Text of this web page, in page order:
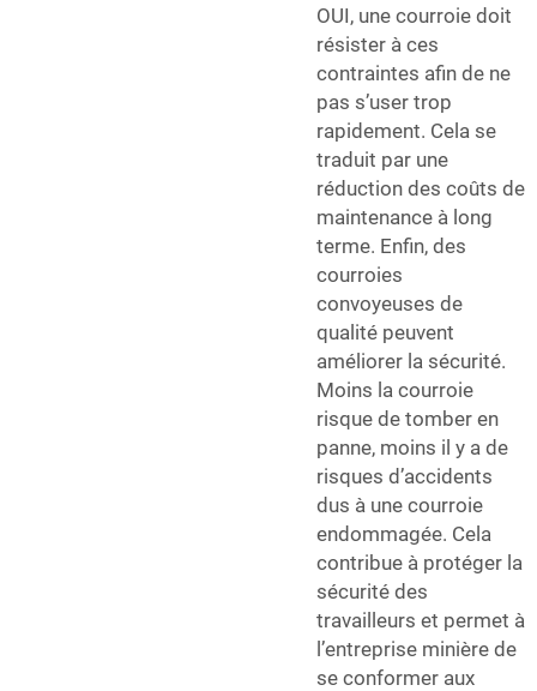
OUI, une courroie doit
résister à ces
contraintes afin de ne
pas s’user trop
rapidement. Cela se
traduit par une
réduction des coûts de
maintenance à long
terme. Enfin, des
courroies
convoyeuses de
qualité peuvent
améliorer la sécurité.
Moins la courroie
risque de tomber en
panne, moins il y a de
risques d’accidents
dus à une courroie
endommagée. Cela
contribue à protéger la
sécurité des
travailleurs et permet à
l’entreprise minière de
se conformer aux